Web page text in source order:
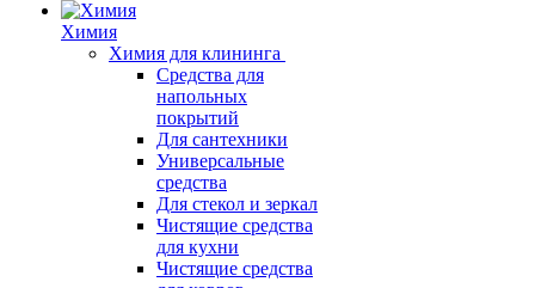
Химия
Химия для клининга
Средства для
напольных
покрытий
Для сантехники
Универсальные
средства
Для стекол и зеркал
Чистящие средства
для кухни
Чистящие средства